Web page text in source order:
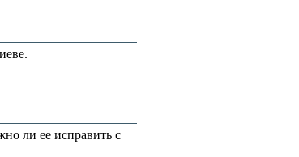
ли ее исправить с